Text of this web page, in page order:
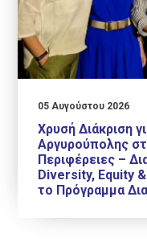
05 Αυγούστου 2026
Χρυσή Διάκριση
Αργυρούπολης
Περιφέρειες –
Diversity, Equity
το Πρόγραμμα